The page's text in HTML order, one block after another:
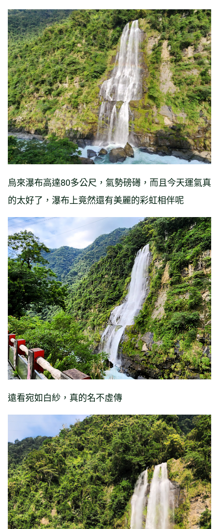
烏來瀑布高達80多公尺，氣勢磅礡，而且今天運氣真
的太好了，瀑布上竟然還有美麗的彩虹相伴呢
遠看宛如白紗，真的名不虛傳